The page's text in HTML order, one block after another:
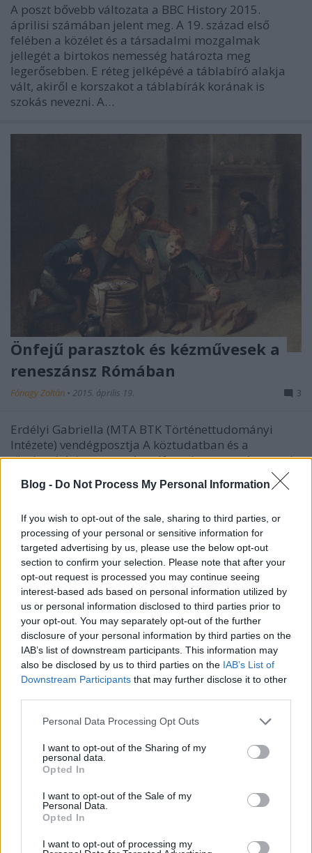
Blog - Do Not Process My Personal Information
If you wish to opt-out of the sale, sharing to third parties, or
processing of your personal or sensitive information for
targeted advertising by us, please use the below opt-out
section to confirm your selection. Please note that after your
opt-out request is processed you may continue seeing
interest-based ads based on personal information utilized by
us or personal information disclosed to third parties prior to
your opt-out. You may separately opt-out of the further
disclosure of your personal information by third parties on the
IAB’s list of downstream participants. This information may
also be disclosed by us to third parties on the IAB’s List of
Downstream Participants that may further disclose it to other
Please note that this website/app uses one or more Google
not limited to your visit or usage behaviour. You may click to
grant or deny consent to Google and its third-party tags to
use your data for below specified purposes in below Google
consent section.
Personal Data Processing Opt Outs
I want to opt-out of the Sharing of my
personal data.
Opted In
I want to opt-out of the Sale of my
Personal Data.
Opted In
I want to opt-out of processing my
A poszt bővebb változata a BBC History 2015.
áprilisi számában jelent meg. A 19. század első
felében a közélet és a társadalmi mozgalmak
jellegét a birtokos nemesség határozta meg
legerősebben. E réteg jelképévé a táblabíró alakja
vált, akiről e korszakot a táblabírák korának is
szokás nevezni. A…
Önfejű parasztok és kézművesek a
reneszánsz Rómában
Fónagy Zoltán • 2015. április 19. 3
Erdélyi Gabriella (MTA BTK Történettudományi
Intézete) vendégposztja A köztudatban és a
történetírásban egyaránt elfogadott az a nézet, mely
szerint az alsó társadalmi rétegek a középkorban
teljes tudatlanságban, elnyomásban, rettegésben és
cselekedetek…
"Nőkínzást körünkben meg ne
szíveljünk!" - Mozaikok a családon
belüli erőszak történetéből. 3. rész